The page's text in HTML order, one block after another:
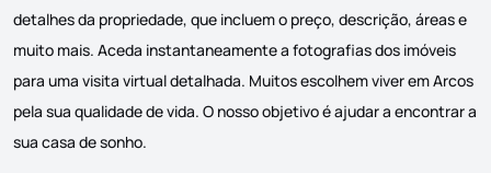
detalhes da propriedade, que incluem o preço, descrição, áreas e
muito mais. Aceda instantaneamente a fotografias dos imóveis
para uma visita virtual detalhada. Muitos escolhem viver em Arcos
pela sua qualidade de vida. O nosso objetivo é ajudar a encontrar a
sua casa de sonho.